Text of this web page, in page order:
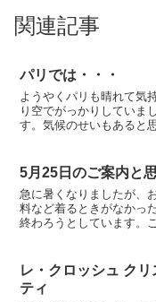
関連記事
パリでは・・・
ようやくパリも晴れて気
り空でがっかりしていま
す。気候のせいもあると
5月25日のご案内と
急に暑くなりましたが、
料など着るときがなかっ
終わろうとしています。
レ・クロッシュ ク
ティ